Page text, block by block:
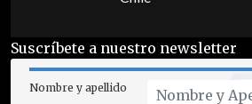
Suscríbete a nuestro newsletter
Nombre y apellido